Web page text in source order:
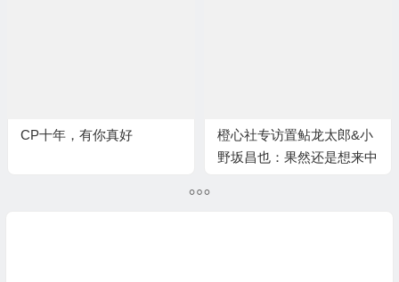
CP十年，有你真好
橙心社专访置鲇龙太郎&小
野坂昌也：果然还是想来中